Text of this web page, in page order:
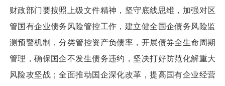
财政部门要按照上级文件精神，坚守底线思维，加强对区
管国有企业债务风险管控工作，建立健全国企债务风险监
测预警机制，分类管控资产负债率，开展债券全生命周期
管理，确保国企不发生债务违约，坚决打好防范化解重大
风险攻坚战；全面推动国企深化改革，提高国有企业经营